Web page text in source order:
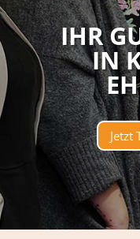
IHR
IN
Jetzt